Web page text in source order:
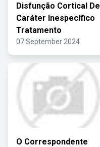
Disfunção Cortical De
Caráter Inespecífico
Tratamento
07 September 2024
O Correspondente